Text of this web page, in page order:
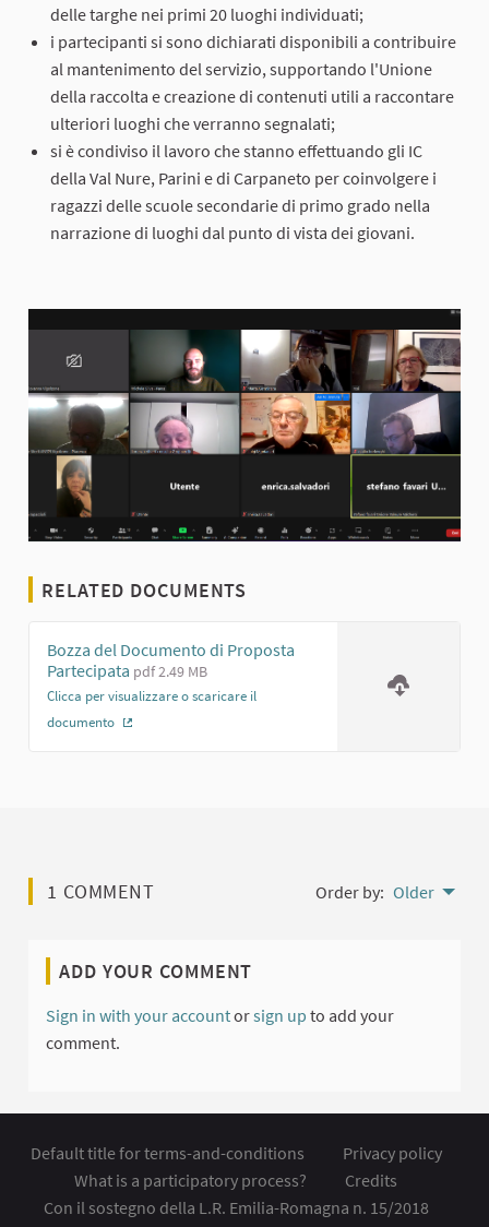
delle targhe nei primi 20 luoghi individuati;
i partecipanti si sono dichiarati disponibili a contribuire
al mantenimento del servizio, supportando l'Unione
della raccolta e creazione di contenuti utili a raccontare
ulteriori luoghi che verranno segnalati;
si è condiviso il lavoro che stanno effettuando gli IC
della Val Nure, Parini e di Carpaneto per coinvolgere i
ragazzi delle scuole secondarie di primo grado nella
narrazione di luoghi dal punto di vista dei giovani.
RELATED DOCUMENTS
Bozza del Documento di Proposta
Partecipata pdf 2.49 MB
Clicca per visualizzare o scaricare il
documento
1 COMMENT Order by: Older
ADD YOUR COMMENT
Sign in with your accountorsign up to add your
comment.
Default title for terms-and-conditions
Privacy policy
What is a participatory process?
Credits
Con il sostegno della L.R. Emilia-Romagna n. 15/2018